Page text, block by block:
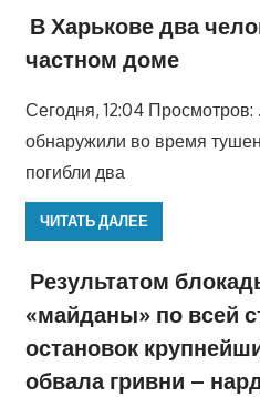
В Харькове два
частном доме
Сегодня, 12:04
обнаружили во время
погибли два
ЧИТАТЬ ДАЛЕЕ
Результатом
«майданы» по всей
остановок
обвала гривни –